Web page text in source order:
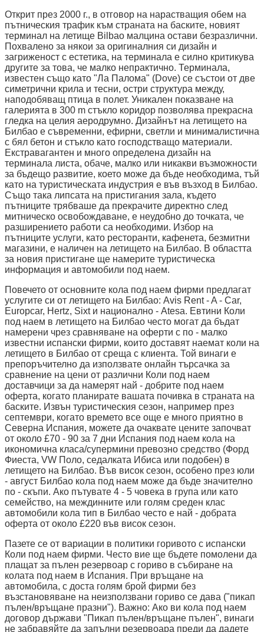
Открит през 2000 г., в отговор на нарастващия обем на
пътническия трафик към страната на баските, новият
терминал на летище Bilbao малцина остави безразлични.
Похвалено за някои за оригиналния си дизайн и
загриженост с естетика, на терминала е силно критикува
другите за това, че малко непрактично. Терминала,
известен също като "Ла Палома" (Dove) се състои от две
симетрични крила и тесни, остри структура между,
наподобяващ птица в полет. Уникален показване на
галерията в 300 m стъкло коридор позволява прекрасна
гледка на целия аеродрумно. Дизайнът на летището на
Билбао е съвременни, ефирни, светли и минималистична
с бял бетон и стъкло като господстващо материали.
Екстравагантен и много определена дизайн на
терминала листа, обаче, малко или никакви възможности
за бъдещо развитие, което може да бъде необходима, тъй
като на туристическата индустрия е във възход в Билбао.
Също така липсата на пристигания зала, където
пътниците трябваше да прекрачите директно след
митническо освобождаване, е неудобно до точката, че
разширението работи са необходими. Избор на
пътниците услуги, като ресторанти, кафенета, безмитни
магазини, е наличен на летището на Билбао. В областта
за новия пристигане ще намерите туристическа
информация и автомобили под наем.
Повечето от основните кола под наем фирми предлагат
услугите си от летището на Билбао: Avis Rent - A - Car,
Europcar, Hertz, Sixt и национално - Atesa. Евтини Коли
под наем в летището на Билбао често могат да бъдат
намерени чрез сравняване на оферти с по - малко
известни испански фирми, които доставят наемат коли на
летището в Билбао от среща с клиента. Той винаги е
препоръчително да използвате онлайн търсачка за
сравнение на цени от различни Коли под наем
доставчици за да намерят най - добрите под наем
оферта, когато планирате вашата почивка в страната на
баските. Извън туристическия сезон, например през
септември, когато времето все още е много приятно в
Северна Испания, можете да очаквате цените започват
от около £70 - 90 за 7 дни Испания под наем кола на
икономична класа/супермини превозно средство (Форд
Фиеста, VW Поло, седалката Ибиса или подобен) в
летището на Билбао. Във висок сезон, особено през юли
- август Билбао кола под наем може да бъде значително
по - скъпи. Ако пътувате 4 - 5 човека в група или като
семейство, на междинните или голям среден клас
автомобили кола тип в Билбао често е най - добрата
оферта от около £220 във висок сезон.
Пазете се от вариации в политики горивото с испански
Коли под наем фирми. Често вие ще бъдете помолени да
плащат за пълен резервоар с гориво в събиране на
колата под наем в Испания. При връщане на
автомобила, с доста голям брой фирми без
възстановяване на неизползвани гориво се дава ("пикап
пълен/връщане празни"). Важно: Ако ви кола под наем
договор държави "Пикап пълен/връщане пълен", винаги
не забравяйте да запълни резервоара преди да дадете